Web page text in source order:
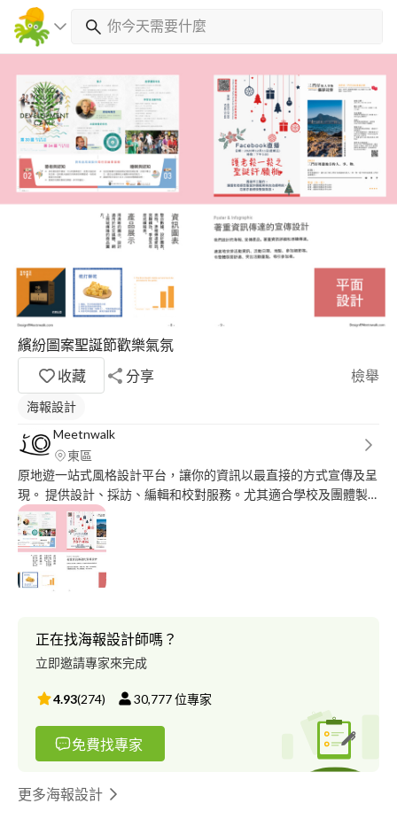
繽紛圖案聖誕節歡樂氣氛
收藏
分享 檢舉
海報設計
Meetnwalk
東區
原地遊一站式風格設計平台，讓你的資訊以最直接的方式宣傳及呈
現。 提供設計、採訪、編輯和校對服務。尤其適合學校及團體製
作宣傳刊物，自資出版、地方小誌。印製紀念品作販售用途。
正在找海報設計師嗎？
立即邀請專家來完成
4.93(274) 30,777位專家
免費找專家
更多海報設計